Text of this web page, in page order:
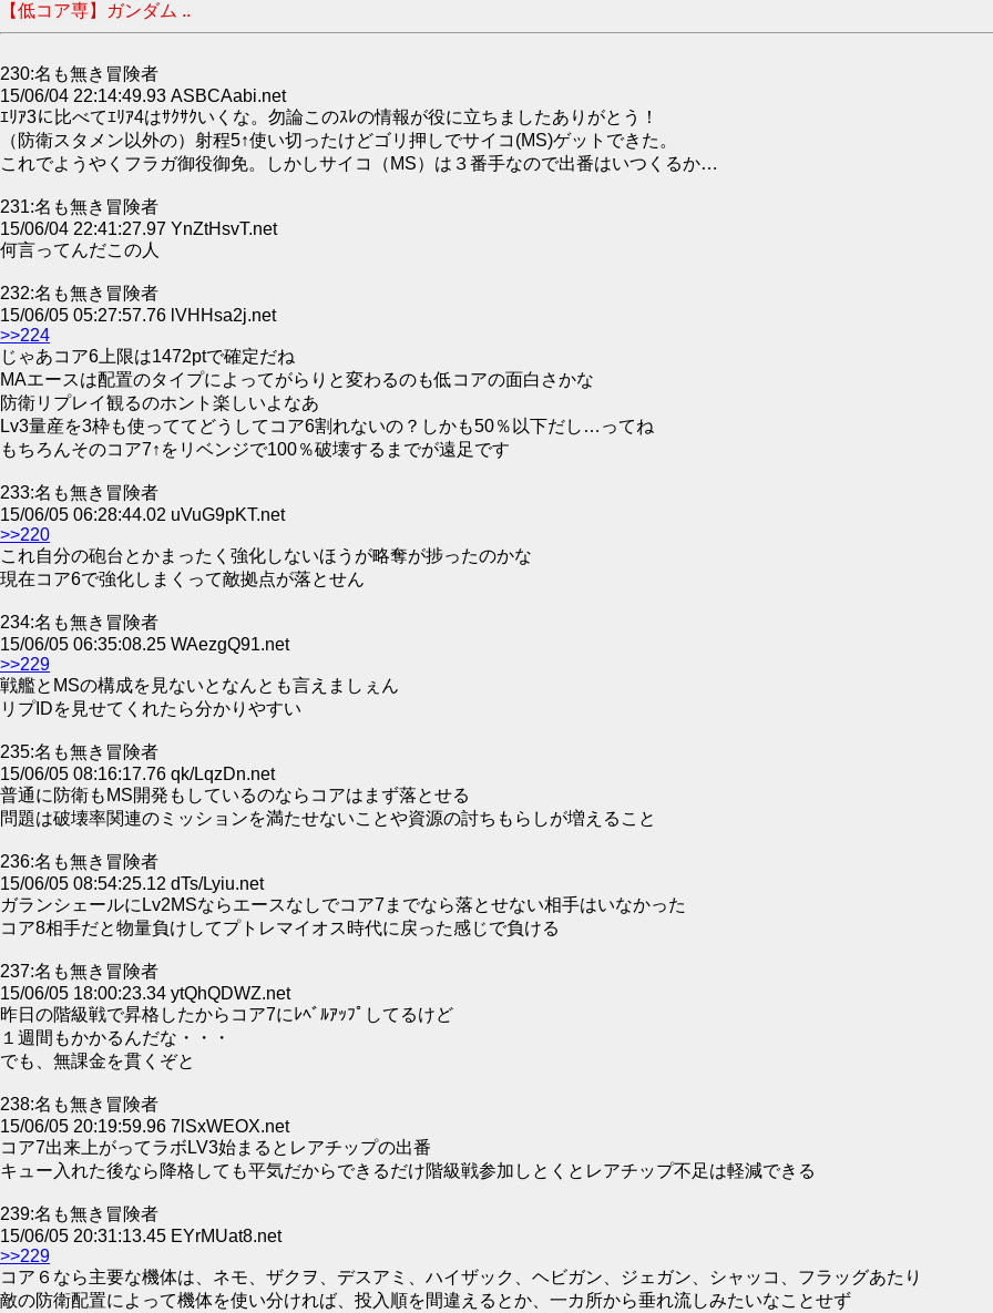
【低コア専】ガンダム ..
230:名も無き冒険者
15/06/04 22:14:49.93 ASBCAabi.net
ｴﾘｱ3に比べてｴﾘｱ4はｻｸｻｸいくな。勿論このｽﾚの情報が役に立ちましたありがとう！
（防衛スタメン以外の）射程5↑使い切ったけどゴリ押しでサイコ(MS)ゲットできた。
これでようやくフラガ御役御免。しかしサイコ（MS）は３番手なので出番はいつくるか…
231:名も無き冒険者
15/06/04 22:41:27.97 YnZtHsvT.net
何言ってんだこの人
232:名も無き冒険者
15/06/05 05:27:57.76 lVHHsa2j.net
>>224
じゃあコア6上限は1472ptで確定だね
MAエースは配置のタイプによってがらりと変わるのも低コアの面白さかな
防衛リプレイ観るのホント楽しいよなあ
Lv3量産を3枠も使っててどうしてコア6割れないの？しかも50％以下だし…ってね
もちろんそのコア7↑をリベンジで100％破壊するまでが遠足です
233:名も無き冒険者
15/06/05 06:28:44.02 uVuG9pKT.net
>>220
これ自分の砲台とかまったく強化しないほうが略奪が捗ったのかな
現在コア6で強化しまくって敵拠点が落とせん
234:名も無き冒険者
15/06/05 06:35:08.25 WAezgQ91.net
>>229
戦艦とMSの構成を見ないとなんとも言えましぇん
リプIDを見せてくれたら分かりやすい
235:名も無き冒険者
15/06/05 08:16:17.76 qk/LqzDn.net
普通に防衛もMS開発もしているのならコアはまず落とせる
問題は破壊率関連のミッションを満たせないことや資源の討ちもらしが増えること
236:名も無き冒険者
15/06/05 08:54:25.12 dTs/Lyiu.net
ガランシェールにLv2MSならエースなしでコア7までなら落とせない相手はいなかった
コア8相手だと物量負けしてプトレマイオス時代に戻った感じで負ける
237:名も無き冒険者
15/06/05 18:00:23.34 ytQhQDWZ.net
昨日の階級戦で昇格したからコア7にﾚﾍﾞﾙｱｯﾌﾟしてるけど
１週間もかかるんだな・・・
でも、無課金を貫くぞと
238:名も無き冒険者
15/06/05 20:19:59.96 7lSxWEOX.net
コア7出来上がってラボLV3始まるとレアチップの出番
キュー入れた後なら降格しても平気だからできるだけ階級戦参加しとくとレアチップ不足は軽減できる
239:名も無き冒険者
15/06/05 20:31:13.45 EYrMUat8.net
>>229
コア６なら主要な機体は、ネモ、ザクヲ、デスアミ、ハイザック、ヘビガン、ジェガン、シャッコ、フラッグあたり
敵の防衛配置によって機体を使い分ければ、投入順を間違えるとか、一カ所から垂れ流しみたいなことせず